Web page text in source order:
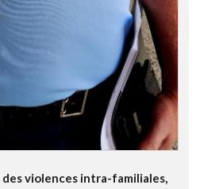
violences intra-familiales,